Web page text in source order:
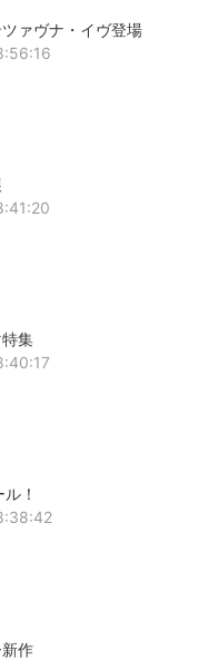
ァヴナ・イヴ登場
集
！
作